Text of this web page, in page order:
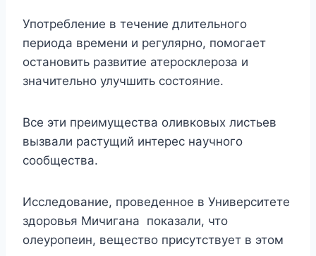
Употребление в течение длительного
периода времени и регулярно, помогает
остановить развитие атеросклероза и
значительно улучшить состояние.
Все эти преимущества оливковых листьев
вызвали растущий интерес научного
сообщества.
Исследование, проведенное в Университете
здоровья Мичигана показали, что
олеуропеин, вещество присутствует в этом